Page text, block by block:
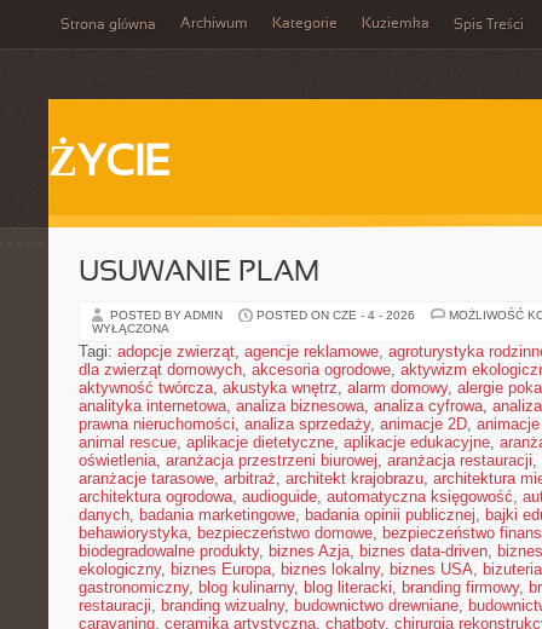
Strona główna Archiwum Kategorie Kuziemka Spis Treści
ŻYCIE
USUWANIE PLAM
POSTED BY ADMIN POSTED ON CZE - 4 - 2026
MOŻLIWOŚĆ
WYŁĄCZONA
Tagi: adopcje zwierząt, agencje reklamowe, agroturystyka
dla zwierząt domowych, akcesoria ogrodowe, aktywizm
aktywność twórcza, akustyka wnętrz, alarm domowy, alergie
analityka internetowa, analiza biznesowa, analiza cyfrowa,
prawna nieruchomości, analiza sprzedaży, animacje 2D,
animal rescue, aplikacje dietetyczne, aplikacje edukacyjne,
oświetlenia, aranżacja przestrzeni biurowej, aranżacja restauracji,
aranżacje tarasowe, arbitraż, architekt krajobrazu, architektura
architektura ogrodowa, audioguide, automatyczna księgowość,
danych, badania marketingowe, badania opinii publicznej, bajki
behawiorystyka, bezpieczeństwo domowe, bezpieczeństwo
biodegradowalne produkty, biznes Azja, biznes data-driven,
ekologiczny, biznes Europa, biznes lokalny, biznes USA,
gastronomiczny, blog kulinarny, blog literacki, branding firmowy,
restauracji, branding wizualny, budownictwo drewniane,
caravaning, ceramika artystyczna, chatboty, chirurgia